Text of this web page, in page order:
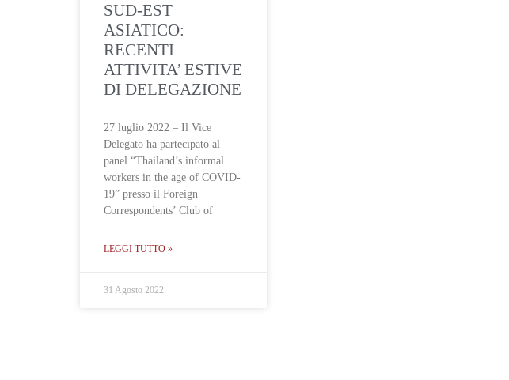
SUD-EST
ASIATICO:
RECENTI
ATTIVITA’ ESTIVE
DI DELEGAZIONE
27 luglio 2022 – Il Vice
Delegato ha partecipato al
panel “Thailand’s informal
workers in the age of COVID-
19” presso il Foreign
Correspondents’ Club of
LEGGI TUTTO »
31 Agosto 2022